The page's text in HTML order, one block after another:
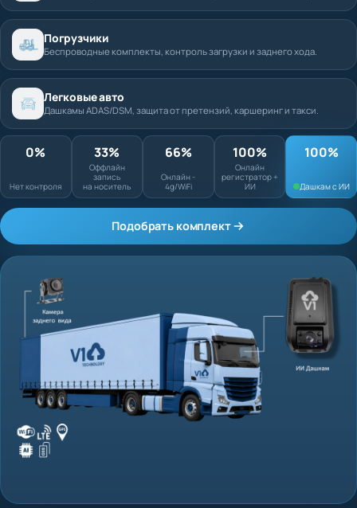
Погрузчики
Беспроводные комплекты, контроль загрузки и заднего хода.
Легковые авто
Дашкамы ADAS/DSM, защита от претензий, каршеринг и такси.
0%
Оффлайн запись
на носитель
66%
Онлайн - 4g/WiFi
100%